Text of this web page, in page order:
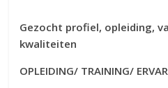
Gezocht profiel, opleiding,
kwaliteiten
OPLEIDING/ TRAINING/